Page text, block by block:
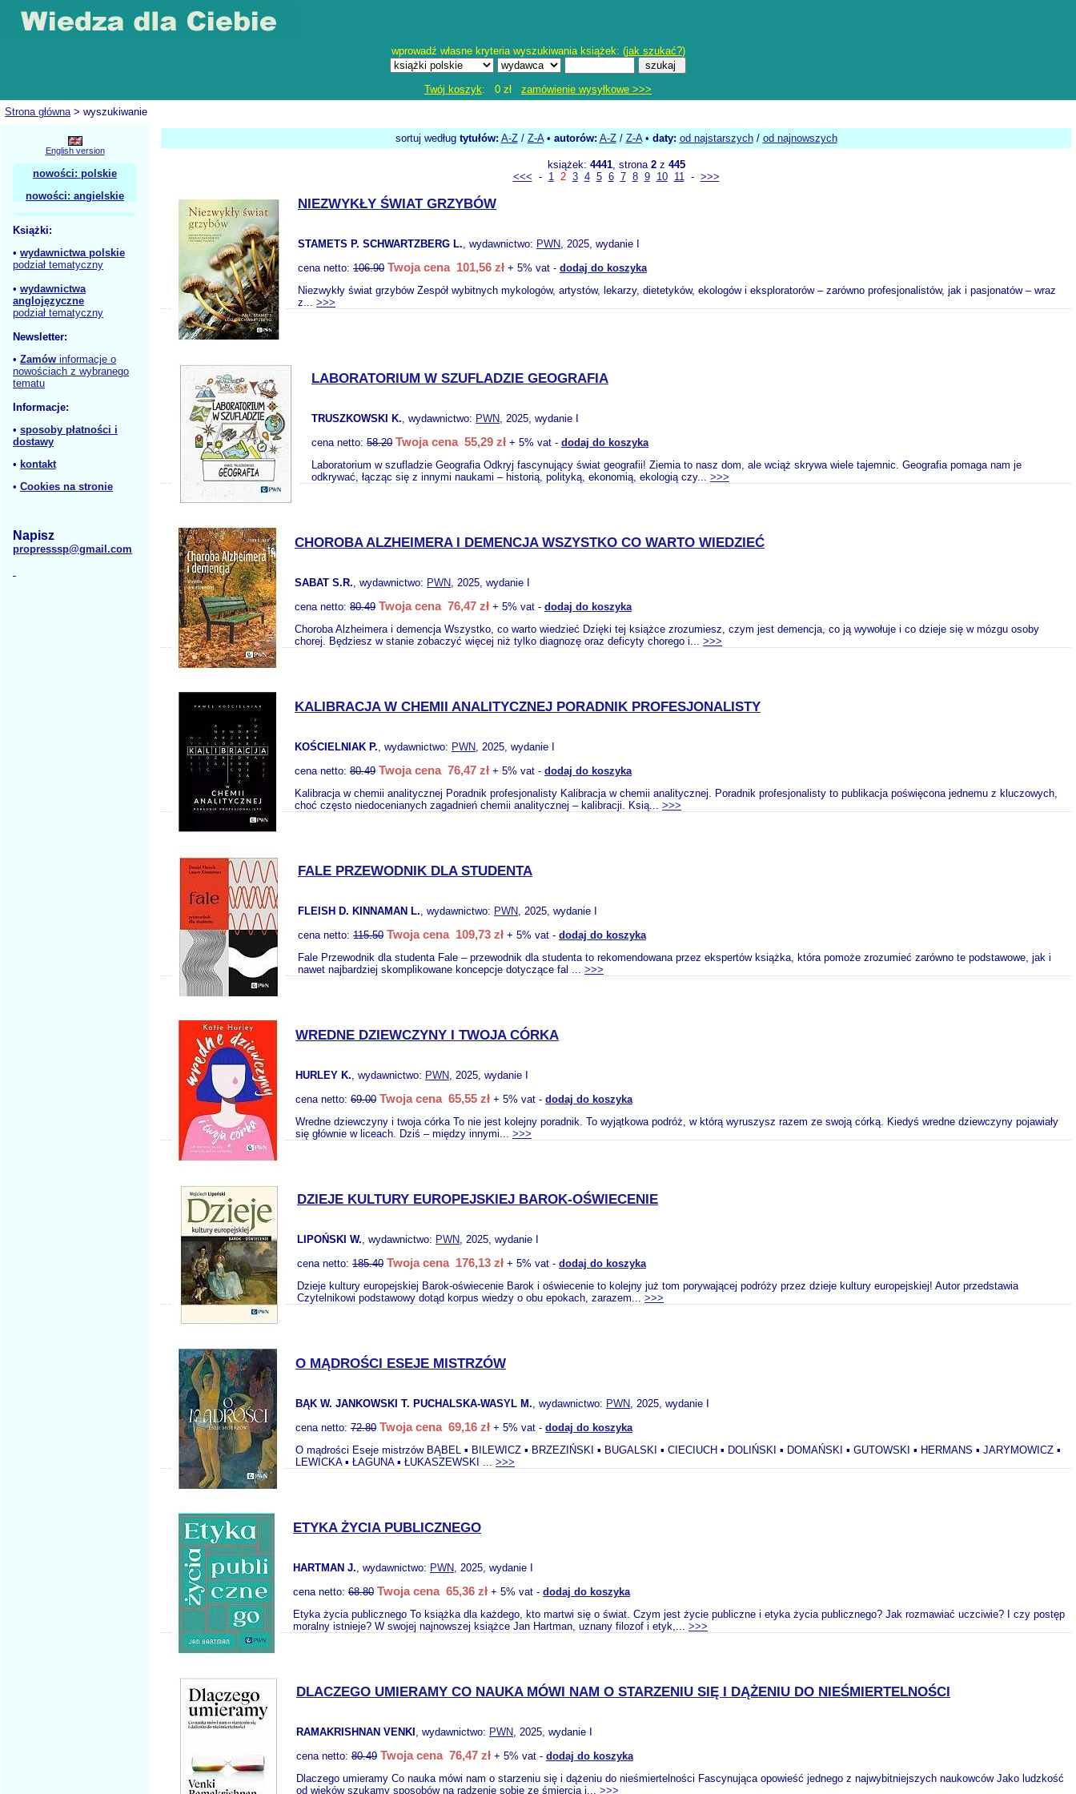
wprowadź własne kryteria wyszukiwania książek: (jak szukać?)
Twój koszyk: 0 zł zamówienie wysyłkowe >>>
Strona główna> wyszukiwanie
English version
nowości: polskie
nowości: angielskie
Książki:
• wydawnictwa polskie
podział tematyczny
• wydawnictwa
anglojęzyczne
podział tematyczny
Newsletter:
• Zamów informacje o
nowościach z wybranego
tematu
Informacje:
• sposoby płatności i
dostawy
• kontakt
• Cookies na stronie
Napisz
propresssp@gmail.com
sortuj według tytułów: A-Z/ Z-A• autorów: A-Z/ Z-A• daty: od najstarszych/ od najnowszych
książek: 4441, strona 2z 445
<<< - 1 2 3 4 5 6 7 8 9 10 11- >>>
NIEZWYKŁY ŚWIAT GRZYBÓW
STAMETS P. SCHWARTZBERG L., wydawnictwo: PWN, 2025, wydanie I
cena netto: 106.90 Twoja cena 101,56 zł + 5% vat - dodaj do koszyka
Niezwykły świat grzybów Zespół wybitnych mykologów, artystów, lekarzy, dietetyków, ekologów i eksploratorów – zarówno profesjonalistów, jak i pasjonatów – wraz
z... >>>
LABORATORIUM W SZUFLADZIE GEOGRAFIA
TRUSZKOWSKI K., wydawnictwo: PWN, 2025, wydanie I
cena netto: 58.20 Twoja cena 55,29 zł + 5% vat - dodaj do koszyka
Laboratorium w szufladzie Geografia Odkryj fascynujący świat geografii! Ziemia to nasz dom, ale wciąż skrywa wiele tajemnic. Geografia pomaga nam je
odkrywać, łącząc się z innymi naukami – historią, polityką, ekonomią, ekologią czy... >>>
CHOROBA ALZHEIMERA I DEMENCJA WSZYSTKO CO WARTO WIEDZIEĆ
SABAT S.R., wydawnictwo: PWN, 2025, wydanie I
cena netto: 80.49 Twoja cena 76,47 zł + 5% vat - dodaj do koszyka
Choroba Alzheimera i demencja Wszystko, co warto wiedzieć Dzięki tej książce zrozumiesz, czym jest demencja, co ją wywołuje i co dzieje się w mózgu osoby
chorej. Będziesz w stanie zobaczyć więcej niż tylko diagnozę oraz deficyty chorego i... >>>
KALIBRACJA W CHEMII ANALITYCZNEJ PORADNIK PROFESJONALISTY
KOŚCIELNIAK P., wydawnictwo: PWN, 2025, wydanie I
cena netto: 80.49 Twoja cena 76,47 zł + 5% vat - dodaj do koszyka
Kalibracja w chemii analitycznej Poradnik profesjonalisty Kalibracja w chemii analitycznej. Poradnik profesjonalisty to publikacja poświęcona jednemu z kluczowych,
choć często niedocenianych zagadnień chemii analitycznej – kalibracji. Ksią... >>>
FALE PRZEWODNIK DLA STUDENTA
FLEISH D. KINNAMAN L., wydawnictwo: PWN, 2025, wydanie I
cena netto: 115.50 Twoja cena 109,73 zł + 5% vat - dodaj do koszyka
Fale Przewodnik dla studenta Fale – przewodnik dla studenta to rekomendowana przez ekspertów książka, która pomoże zrozumieć zarówno te podstawowe, jak i
nawet najbardziej skomplikowane koncepcje dotyczące fal ... >>>
WREDNE DZIEWCZYNY I TWOJA CÓRKA
HURLEY K., wydawnictwo: PWN, 2025, wydanie I
cena netto: 69.00 Twoja cena 65,55 zł + 5% vat - dodaj do koszyka
Wredne dziewczyny i twoja córka To nie jest kolejny poradnik. To wyjątkowa podróż, w którą wyruszysz razem ze swoją córką. Kiedyś wredne dziewczyny pojawiały
się głównie w liceach. Dziś – między innymi... >>>
DZIEJE KULTURY EUROPEJSKIEJ BAROK-OŚWIECENIE
LIPOŃSKI W., wydawnictwo: PWN, 2025, wydanie I
cena netto: 185.40 Twoja cena 176,13 zł + 5% vat - dodaj do koszyka
Dzieje kultury europejskiej Barok-oświecenie Barok i oświecenie to kolejny już tom porywającej podróży przez dzieje kultury europej­skiej! Autor przedstawia
Czytelnikowi podstawowy dotąd korpus wiedzy o obu epokach, za­razem... >>>
O MĄDROŚCI ESEJE MISTRZÓW
BĄK W. JANKOWSKI T. PUCHALSKA-WASYL M., wydawnictwo: PWN, 2025, wydanie I
cena netto: 72.80 Twoja cena 69,16 zł + 5% vat - dodaj do koszyka
O mądrości Eseje mistrzów BĄBEL ▪ BILEWICZ ▪ BRZEZIŃSKI ▪ BUGALSKI ▪ CIECIUCH ▪ DOLIŃSKI ▪ DOMAŃSKI ▪ GUTOWSKI ▪ HERMANS ▪ JARYMOWICZ ▪
LEWICKA ▪ ŁAGUNA ▪ ŁUKASZEWSKI ... >>>
ETYKA ŻYCIA PUBLICZNEGO
HARTMAN J., wydawnictwo: PWN, 2025, wydanie I
cena netto: 68.80 Twoja cena 65,36 zł + 5% vat - dodaj do koszyka
Etyka życia publicznego To książka dla każdego, kto martwi się o świat. Czym jest życie publiczne i etyka życia publicznego? Jak rozmawiać uczciwie? I czy postęp
moralny istnieje? W swojej najnowszej książce Jan Hartman, uznany filozof i etyk,... >>>
DLACZEGO UMIERAMY CO NAUKA MÓWI NAM O STARZENIU SIĘ I DĄŻENIU DO NIEŚMIERTELNOŚCI
RAMAKRISHNAN VENKI , wydawnictwo: PWN, 2025, wydanie I
cena netto: 80.49 Twoja cena 76,47 zł + 5% vat - dodaj do koszyka
Dlaczego umieramy Co nauka mówi nam o starzeniu się i dążeniu do nieśmiertelności Fascynująca opowieść jednego z najwybitniejszych naukowców Jako ludzkość
od wieków szukamy sposobów na radzenie sobie ze śmiercią i... >>>